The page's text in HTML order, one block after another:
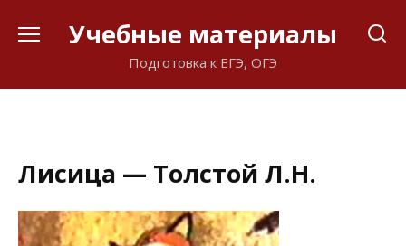
Учебные материалы
Подготовка к ЕГЭ, ОГЭ
Лисица — Толстой Л.Н.